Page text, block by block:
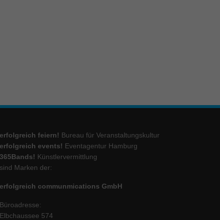
erfolgreich feiern! Bureau für Veranstaltungskultur
erfolgreich events! Eventagentur Hamburg
365Bands! Künstlervermittlung
sind Marken der:
erfolgreich communmications GmbH
Büroadresse:
Elbchaussee 574